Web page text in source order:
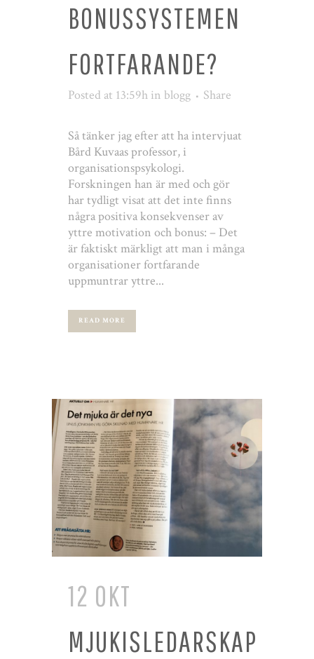
BONUSSYSTEMEN
FORTFARANDE?
Posted at 13:59h in blogg Share
Så tänker jag efter att ha intervjuat
Bård Kuvaas professor, i
organisationspsykologi.
Forskningen han är med och gör
har tydligt visat att det inte finns
några positiva konsekvenser av
yttre motivation och bonus: – Det
är faktiskt märkligt att man i många
organisationer fortfarande
uppmuntrar yttre...
READ MORE
12 OKT
MJUKISLEDARSKAP